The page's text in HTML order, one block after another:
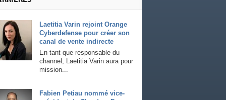
Laetitia Varin rejoint Orange
Cyberdefense pour créer son
canal de vente indirecte
En tant que responsable du
channel, Laetitia Varin aura pour
mission...
Fabien Petiau nommé vice-